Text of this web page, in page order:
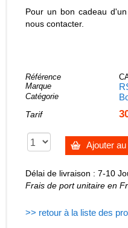
Pour un bon cadeau
nous contacter.
Référence
Marque
Catégorie
Tarif
Ajouter
Délai de livraison : 7-10
Frais de port unitaire en
>> retour à la liste des